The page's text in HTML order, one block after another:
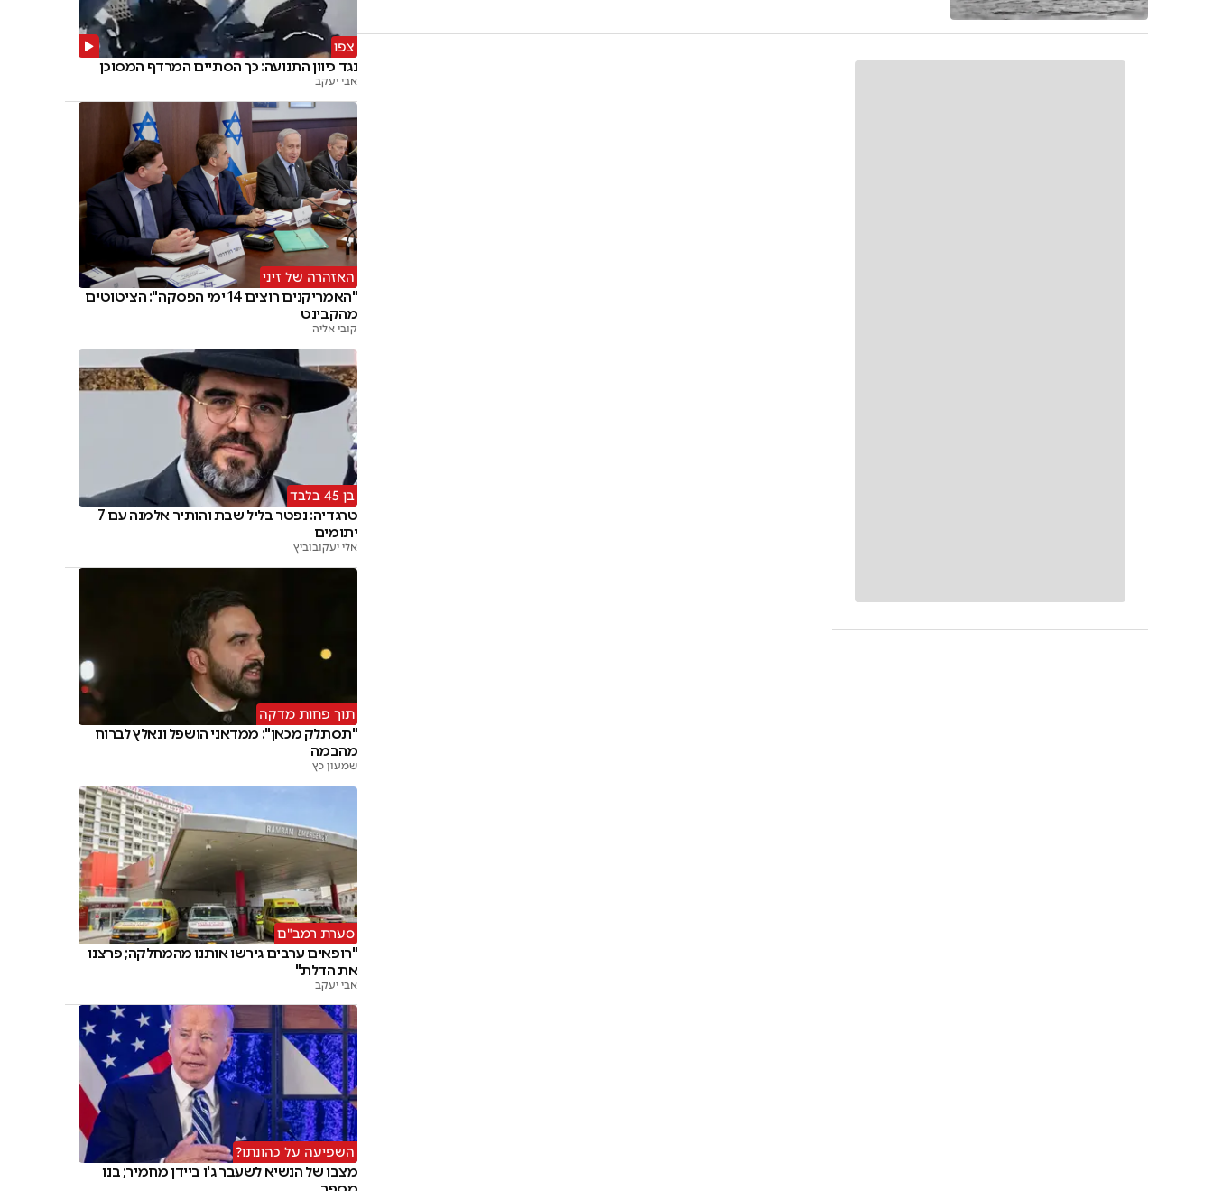
צפו
נגד כיוון התנועה: כך הסתיים המרדף המסוכן
אבי יעקב
האזהרה של זיני
"האמריקנים רוצים 14 ימי הפסקה": הציטוטים
מהקבינט
קובי אליה
בן 45 בלבד
טרגדיה: נפטר בליל שבת והותיר אלמנה עם 7
יתומים
אלי יעקובוביץ
תוך פחות מדקה
"תסתלק מכאן": ממדאני הושפל ונאלץ לברוח
מהבמה
שמעון כץ
סערת רמב"ם
"רופאים ערבים גירשו אותנו מהמחלקה; פרצנו
את הדלת"
אבי יעקב
השפיעה על כהונתו?
מצבו של הנשיא לשעבר ג'ו ביידן מחמיר; בנו